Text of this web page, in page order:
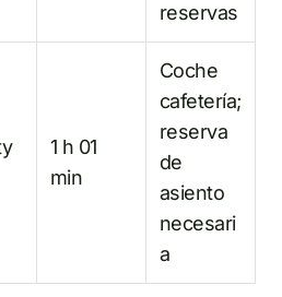
reservas
1 h 01
min
Coche
cafetería;
reserva
de
asiento
necesari
a